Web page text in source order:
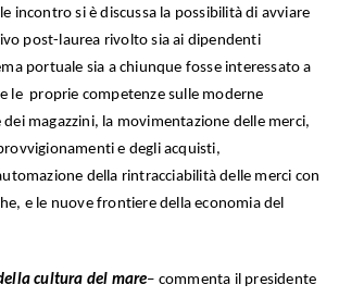
incontro si è discussa la possibilità di avviare
post-laurea rivolto sia ai dipendenti
portuale sia a chiunque fosse interessato a
le proprie competenze sulle moderne
magazzini, la movimentazione delle merci,
e degli acquisti,
della rintracciabilità delle merci con
e le nuove frontiere della economia del
cultura del mare– commenta il presidente